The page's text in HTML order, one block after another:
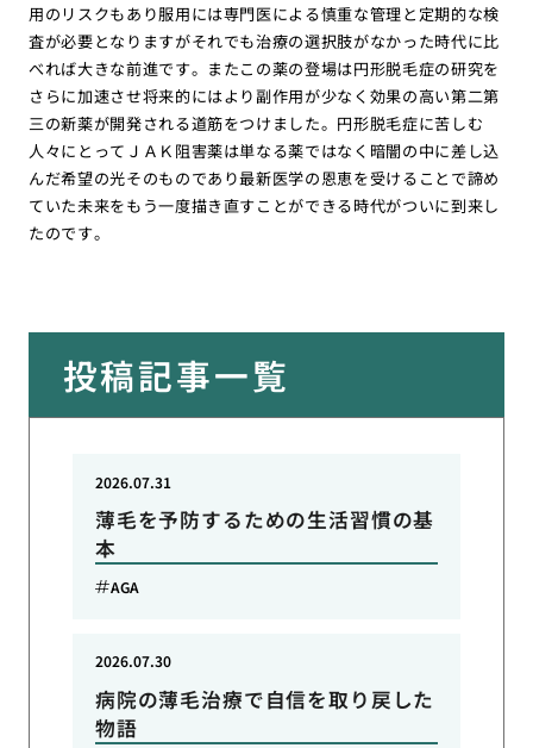
用のリスクもあり服用には専門医による慎重な管理と定期的な検
査が必要となりますがそれでも治療の選択肢がなかった時代に比
べれば大きな前進です。またこの薬の登場は円形脱毛症の研究を
さらに加速させ将来的にはより副作用が少なく効果の高い第二第
三の新薬が開発される道筋をつけました。円形脱毛症に苦しむ
人々にとってＪＡＫ阻害薬は単なる薬ではなく暗闇の中に差し込
んだ希望の光そのものであり最新医学の恩恵を受けることで諦め
ていた未来をもう一度描き直すことができる時代がついに到来し
たのです。
投稿記事一覧
薄毛を予防するための生活習慣の基
本
2026.07.31
AGA
病院の薄毛治療で自信を取り戻した
物語
2026.07.30